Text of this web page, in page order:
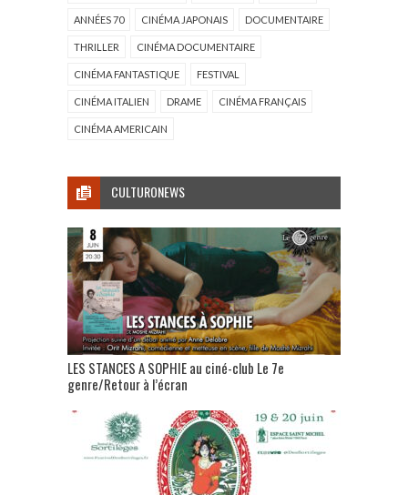
ANNÉES 70 CINÉMA JAPONAIS DOCUMENTAIRE
THRILLER CINÉMA DOCUMENTAIRE
CINÉMA FANTASTIQUE FESTIVAL
CINÉMA ITALIEN DRAME CINÉMA FRANÇAIS
CINÉMA AMERICAIN
CULTURONEWS
LES STANCES A SOPHIE au ciné-club Le 7e
genre/Retour à l’écran